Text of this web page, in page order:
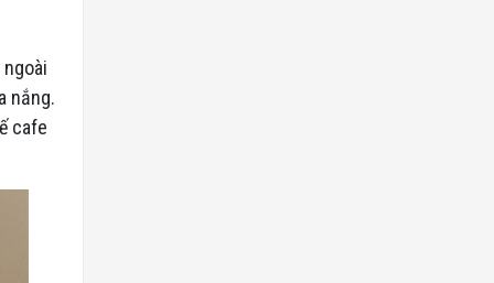
nắng.
cafe